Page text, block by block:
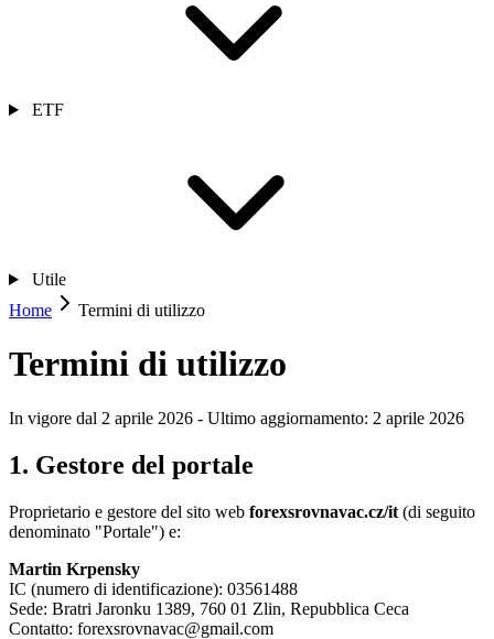
ETF
Utile
Home
Termini di utilizzo
Termini di utilizzo
In vigore dal 2 aprile 2026 - Ultimo aggiornamento: 2 aprile 2026
1. Gestore del portale
Proprietario e gestore del sito web forexsrovnavac.cz/it (di seguito
denominato "Portale") e:
Martin Krpensky
IC (numero di identificazione): 03561488
Sede: Bratri Jaronku 1389, 760 01 Zlin, Repubblica Ceca
Contatto: forexsrovnavac@gmail.com